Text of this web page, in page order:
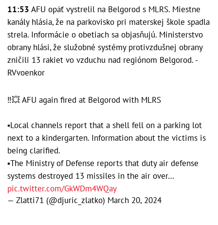
11:53 AFU opäť vystrelil na Belgorod s MLRS. Miestne
kanály hlásia, že na parkovisko pri materskej škole spadla
strela. Informácie o obetiach sa objasňujú. Ministerstvo
obrany hlási, že služobné systémy protivzdušnej obrany
zničili 13 rakiet vo vzduchu nad regiónom Belgorod. -
RVvoenkor
‼️💥 AFU again fired at Belgorod with MLRS
▪️Local channels report that a shell fell on a parking lot
next to a kindergarten. Information about the victims is
being clarified.
▪️The Ministry of Defense reports that duty air defense
systems destroyed 13 missiles in the air over…
pic.twitter.com/GkWDm4WQay
— Zlatti71 (@djuric_zlatko) March 20, 2024